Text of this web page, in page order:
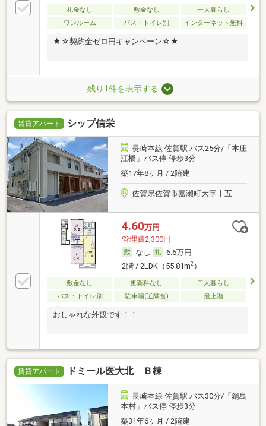
礼金なし 敷金なし
一人暮らし
ワンルーム
バス・トイレ別 インターネット無料
★☆契約金ゼロ円キャンペーン☆★
残り1件を表示する
賃貸アパート シップ信栄
長崎本線 佐賀駅 バス25分/「本庄
江橋」バス停 停歩3分
築17年8ヶ月 / 2階建
佐賀県佐賀市嘉瀬町大字十五
4.60万円
管理費2,300円
なし
6.6万円
2階 / 2LDK（55.81m2）
敷金なし 更新料なし
二人暮らし
バス・トイレ別
駐車場(近隣含) 最上階
おしゃれな外観です！！
賃貸アパート ドミール医大北 Ｂ棟
長崎本線 佐賀駅 バス30分/「鍋島
本村」バス停 停歩3分
築31年6ヶ月 / 2階建